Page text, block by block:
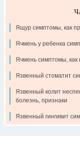
Ящур симптомы, как
Ячмень у ребенка
Ячмень симптомы, как
Язвенный стоматит
Язвенный колит
болезнь, признаки
Язвенный гингивит